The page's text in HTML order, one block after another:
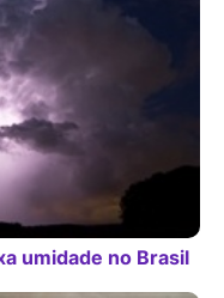
umidade no Brasil